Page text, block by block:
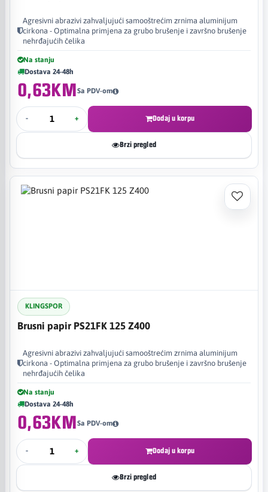
Agresivni abrazivi zahvaljujući samooštrećim zrnima aluminijum
cirkona - Optimalna primjena za grubo brušenje i završno brušenje
nehrđajućih čelika
Na stanju
Dostava 24-48h
0,63KMSa PDV-om
- + Dodaj u korpu
Brzi pregled
KLINGSPOR
Brusni papir PS21FK 125 Z400
Agresivni abrazivi zahvaljujući samooštrećim zrnima aluminijum
cirkona - Optimalna primjena za grubo brušenje i završno brušenje
nehrđajućih čelika
Na stanju
Dostava 24-48h
0,63KMSa PDV-om
- + Dodaj u korpu
Brzi pregled